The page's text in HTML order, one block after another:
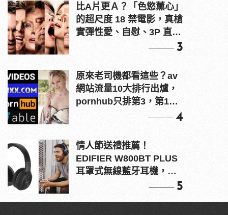
比A片更Ａ？「色慾薰心」
的超尺度 18 禁電影，真槍
實彈性愛、自慰、3P 直接
3
原來老司機都看這些？av
網站流量10大排行出爐，
pornhub只排第3，第1名
4
情人節送禮推薦！
EDIFIER W800BT PLUS
耳罩式無線藍牙耳機，在
5